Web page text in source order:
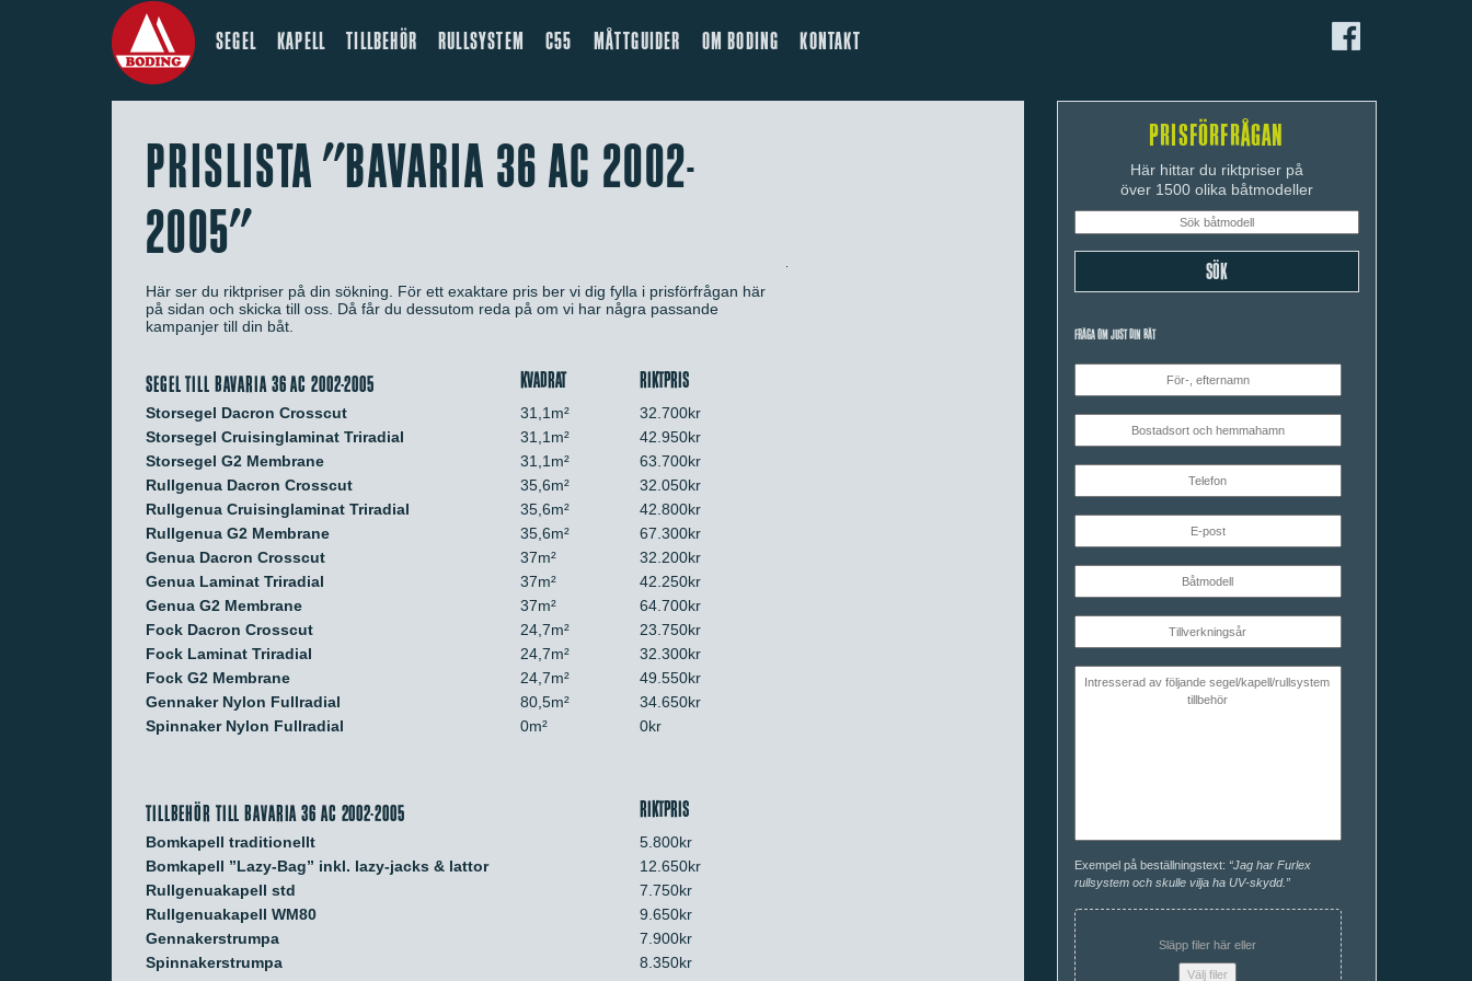
SEGEL KAPELL TILLBEHÖR RULLSYSTEM C55 MÅTTGUIDER OM BODING KONTAKT
PRISLISTA "BAVARIA 36 AC 2002-
2005"
Här ser du riktpriser på din sökning. För ett exaktare pris ber vi dig fylla i prisförfrågan här
på sidan och skicka till oss. Då får du dessutom reda på om vi har några passande
kampanjer till din båt.
SEGEL TILL BAVARIA 36 AC 2002-2005 KVADRAT RIKTPRIS
Storsegel Dacron Crosscut 31,1m²
32.700kr
Storsegel Cruisinglaminat Triradial
31,1m²
42.950kr
Storsegel G2 Membrane
31,1m²
63.700kr
Rullgenua Dacron Crosscut
35,6m²
32.050kr
Rullgenua Cruisinglaminat Triradial
35,6m²
42.800kr
Rullgenua G2 Membrane
35,6m²
67.300kr
Genua Dacron Crosscut
37m²
32.200kr
Genua Laminat Triradial
37m²
42.250kr
Genua G2 Membrane
37m²
64.700kr
Fock Dacron Crosscut
24,7m²
23.750kr
Fock Laminat Triradial
24,7m²
32.300kr
Fock G2 Membrane
24,7m²
49.550kr
Gennaker Nylon Fullradial
80,5m²
34.650kr
Spinnaker Nylon Fullradial
0m² 0kr
TILLBEHÖR TILL BAVARIA 36 AC 2002-2005 RIKTPRIS
Bomkapell traditionellt
5.800kr
Bomkapell ”Lazy-Bag” inkl. lazy-jacks & lattor
12.650kr
Rullgenuakapell std
7.750kr
Rullgenuakapell WM80
9.650kr
Gennakerstrumpa
7.900kr
Spinnakerstrumpa
8.350kr
PRISFÖRFRÅGAN
Här hittar du riktpriser på
över 1500 olika båtmodeller
FRÅGA OM JUST DIN BÅT
Exempel på beställningstext: “Jag har Furlex
rullsystem och skulle vilja ha UV-skydd.”
Släpp filer här eller
Välj filer